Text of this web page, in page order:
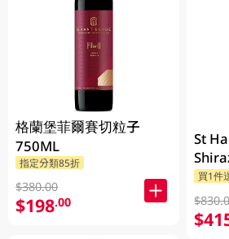
格蘭堡菲爾賽切粒子
750ML
指定分類85折
$380.00
$198.00
St
買1件